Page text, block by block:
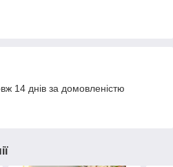
14 днів за домовленістю